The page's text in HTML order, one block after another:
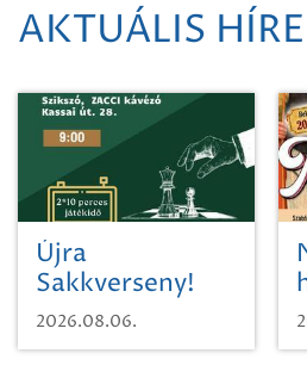
AKTUÁLIS
Újra
Sakkverseny!
2026.08.06.